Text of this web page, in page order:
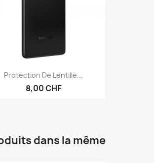
Protection De Lentille...
8,00 CHF
dans la même